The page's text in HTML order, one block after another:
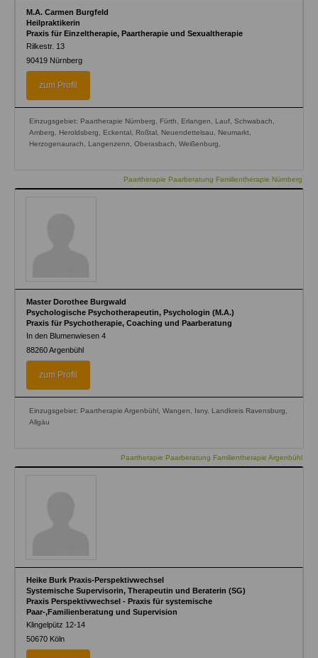
M.A. Carmen Burgfeld
Heilpraktikerin
Praxis für Einzeltherapie, Paartherapie und Sexualtherapie
Rilkestr. 13
90419 Nürnberg
zum Profil
Einzugsgebiet: Paartherapie Nürnberg, Fürth, Erlangen, Lauf, Schwabach,
Amberg, Heroldsberg, Eckental, Roßtal, Neuendettelsau, Neumarkt,
Herzogenaurach, Langenzenn, Oberasbach, Weißenburg,
Paartherapie Paarberatung Familientherapie Nürnberg
Master Dorothee Burgwald
Psychologische Psychotherapeutin, Psychologin (M.A.)
Praxis für Psychotherapie, Coaching und Paarberatung
In den Blumenwiesen 4
88260Argenbühl
zum Profil
Einzugsgebiet: Paartherapie Argenbühl, Wangen, Isny, Landkreis Ravensburg,
Allgäu
Paartherapie Paarberatung Familientherapie Argenbühl
Heike Burk Praxis-Perspektivwechsel
Systemische Supervisorin, Therapeutin und Beraterin (SG)
Praxis Perspektivwechsel - Praxis für systemische
Paar-,Familienberatung und Supervision
Klingelpütz 12-14
50670 Köln